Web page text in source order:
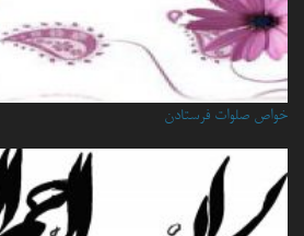
خواص صلوات فرستادن